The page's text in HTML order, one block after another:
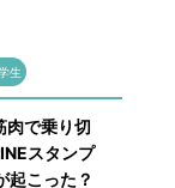
生
肉で乗り切
スタンプ
起こった？